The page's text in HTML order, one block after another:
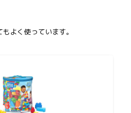
よく使っています。